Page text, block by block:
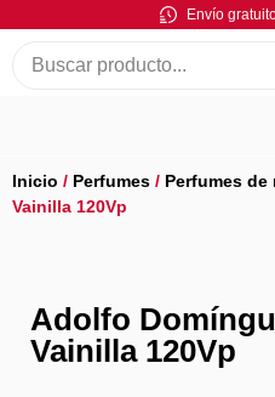
Envío
Inicio / Perfumes / Perfumes de
Vainilla 120Vp
Adolfo
Vainilla 120Vp